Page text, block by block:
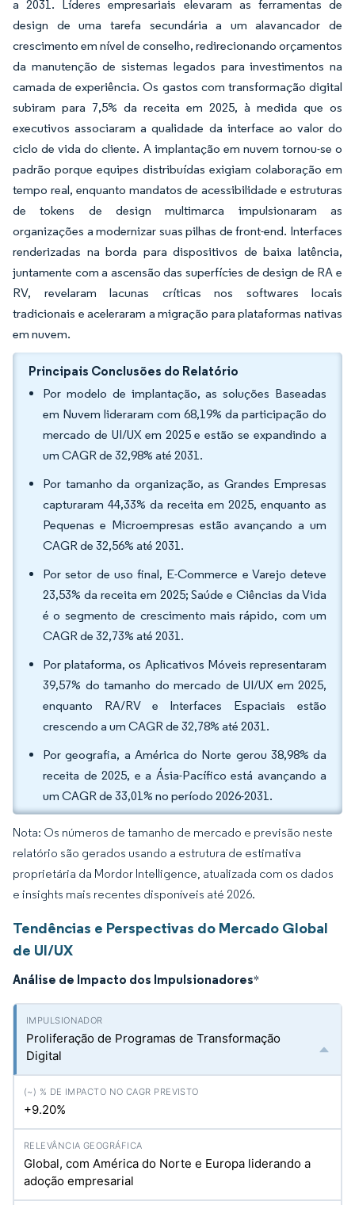
a 2031. Líderes empresariais elevaram as ferramentas de
design de uma tarefa secundária a um alavancador de
crescimento em nível de conselho, redirecionando orçamentos
da manutenção de sistemas legados para investimentos na
camada de experiência. Os gastos com transformação digital
subiram para 7,5% da receita em 2025, à medida que os
executivos associaram a qualidade da interface ao valor do
ciclo de vida do cliente. A implantação em nuvem tornou-se o
padrão porque equipes distribuídas exigiam colaboração em
tempo real, enquanto mandatos de acessibilidade e estruturas
de tokens de design multimarca impulsionaram as
organizações a modernizar suas pilhas de front-end. Interfaces
renderizadas na borda para dispositivos de baixa latência,
juntamente com a ascensão das superfícies de design de RA e
RV, revelaram lacunas críticas nos softwares locais
tradicionais e aceleraram a migração para plataformas nativas
em nuvem.
Principais Conclusões do Relatório
Por modelo de implantação, as soluções Baseadas
em Nuvem lideraram com 68,19% da participação do
mercado de UI/UX em 2025 e estão se expandindo a
um CAGR de 32,98% até 2031.
Por tamanho da organização, as Grandes Empresas
capturaram 44,33% da receita em 2025, enquanto as
Pequenas e Microempresas estão avançando a um
CAGR de 32,56% até 2031.
Por setor de uso final, E-Commerce e Varejo deteve
23,53% da receita em 2025; Saúde e Ciências da Vida
é o segmento de crescimento mais rápido, com um
CAGR de 32,73% até 2031.
Por plataforma, os Aplicativos Móveis representaram
39,57% do tamanho do mercado de UI/UX em 2025,
enquanto RA/RV e Interfaces Espaciais estão
crescendo a um CAGR de 32,78% até 2031.
Por geografia, a América do Norte gerou 38,98% da
receita de 2025, e a Ásia-Pacífico está avançando a
um CAGR de 33,01% no período 2026-2031.
Nota: Os números de tamanho de mercado e previsão neste
relatório são gerados usando a estrutura de estimativa
proprietária da Mordor Intelligence, atualizada com os dados
e insights mais recentes disponíveis até 2026.
Tendências e Perspectivas do Mercado Global
de UI/UX
Análise de Impacto dos Impulsionadores*
Proliferação de Programas de Transformação
Digital
+9.20%
Global, com América do Norte e Europa liderando a
adoção empresarial